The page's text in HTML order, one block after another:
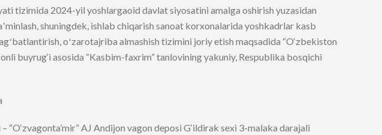
tizimida 2024-yil yoshlargaoid davlat siyosatini amalga oshirish yuzasidan
shuningdek, ishlab chiqarish sanoat korxonalarida yoshkadrlar kasb
oʻzarotajriba almashish tizimini joriy etish maqsadida “O‘zbekiston
buyrug‘i asosida “Kasbim-faxrim” tanlovining yakuniy, Respublika bosqichi
“O‘zvagonta’mir” AJ Andijon vagon deposi G‘ildirak sexi 3-malaka darajali